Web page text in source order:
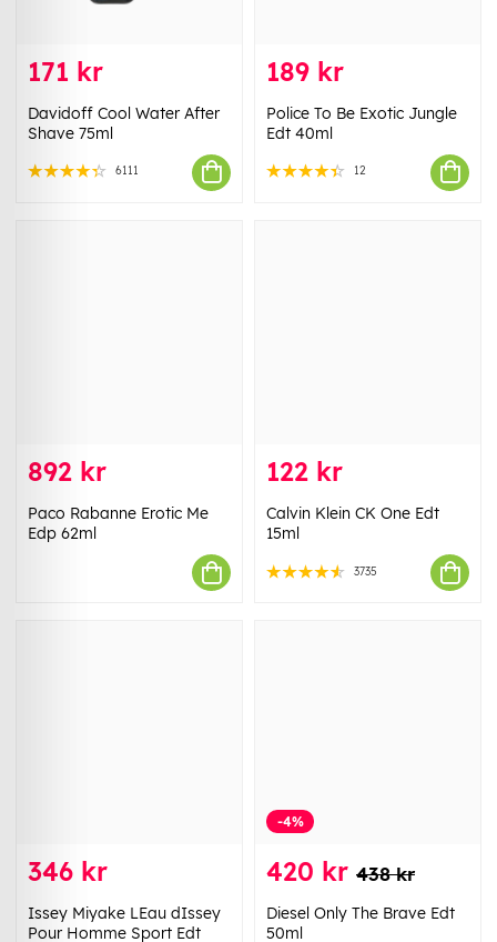
171 kr
Davidoff Cool Water After
Shave 75ml
6111
189 kr
Police To Be Exotic Jungle
Edt 40ml
12
892 kr
Paco Rabanne Erotic Me
Edp 62ml
122 kr
Calvin Klein CK One Edt
15ml
3735
346 kr
Issey Miyake LEau dIssey
Pour Homme Sport Edt
-4%
420 kr 438 kr
Diesel Only The Brave Edt
50ml